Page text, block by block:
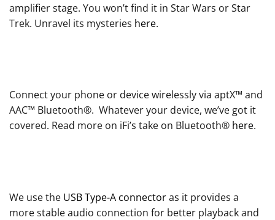
amplifier stage. You won’t find it in Star Wars or Star
Trek. Unravel its mysteries here.
Connect your phone or device wirelessly via aptX™ and
AAC™ Bluetooth®. Whatever your device, we’ve got it
covered. Read more on iFi’s take on Bluetooth® here.
We use the USB Type-A connectoras it provides a
more stable audio connection for better playback and